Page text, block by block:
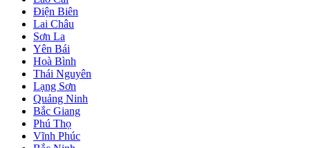
Điện Biên
Lai Châu
Sơn La
Yên Bái
Hoà Bình
Thái Nguyên
Lạng Sơn
Quảng Ninh
Bắc Giang
Phú Thọ
Vĩnh Phúc